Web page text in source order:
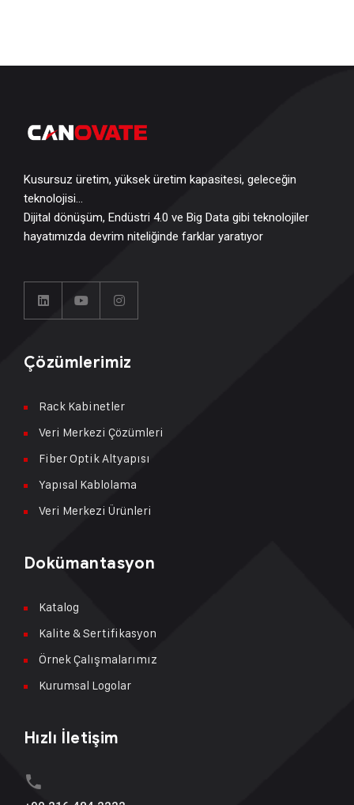
Kusursuz üretim, yüksek üretim kapasitesi, geleceğin
teknolojisi…
Dijital dönüşüm, Endüstri 4.0 ve Big Data gibi teknolojiler
hayatımızda devrim niteliğinde farklar yaratıyor
Çözümlerimiz
Rack Kabinetler
Veri Merkezi Çözümleri
Fiber Optik Altyapısı
Yapısal Kablolama
Veri Merkezi Ürünleri
Dokümantasyon
Katalog
Kalite & Sertifikasyon
Örnek Çalışmalarımız
Kurumsal Logolar
Hızlı İletişim